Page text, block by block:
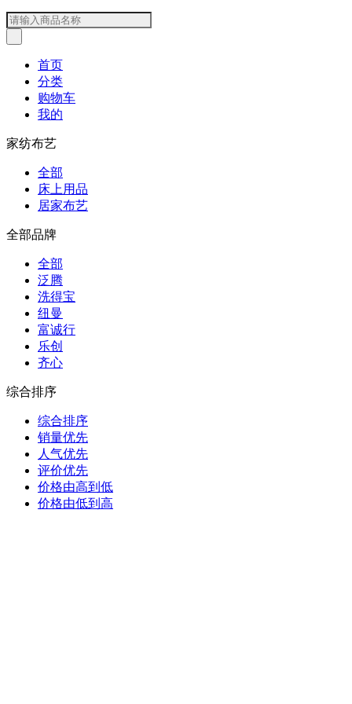
首页
分类
购物车
我的
家纺布艺
全部
床上用品
居家布艺
全部品牌
全部
泛腾
洗得宝
纽曼
富诚行
乐创
齐心
综合排序
综合排序
销量优先
人气优先
评价优先
价格由高到低
价格由低到高